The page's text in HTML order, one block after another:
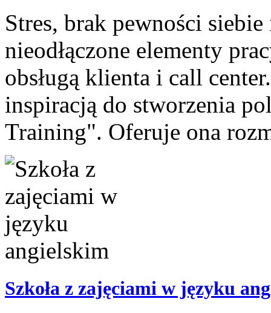
Stres, brak pewności
nieodłączone elementy
obsługą klienta i call
inspiracją do stworzenia
Training". Oferuje ona
Szkoła z zajęciami w języku